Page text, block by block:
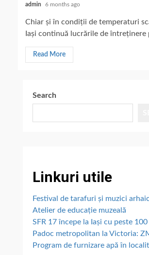
admin 6 months ago
Chiar și în condiții de temperaturi
Iași continuă lucrările de întreținere
Read More
Search
Linkuri utile
Festival de tarafuri și muzici
Atelier de educație muzeală
SFR 17 începe la Iași cu peste
Padoc metropolitan la Victoria:
Program de furnizare apă în